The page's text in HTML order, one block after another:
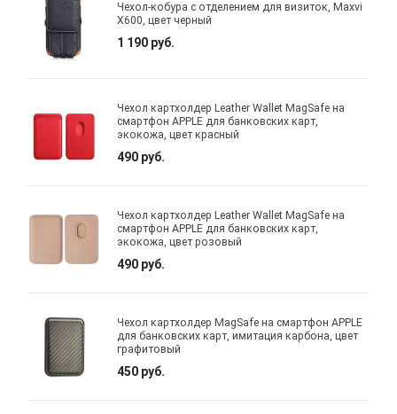
Чехол-кобура с отделением для визиток, Maxvi
X600, цвет черный
1 190 руб.
Чехол картхолдер Leather Wallet MagSafe на
смартфон APPLE для банковских карт,
экокожа, цвет красный
490 руб.
Чехол картхолдер Leather Wallet MagSafe на
смартфон APPLE для банковских карт,
экокожа, цвет розовый
490 руб.
Чехол картхолдер MagSafe на смартфон APPLE
для банковских карт, имитация карбона, цвет
графитовый
450 руб.